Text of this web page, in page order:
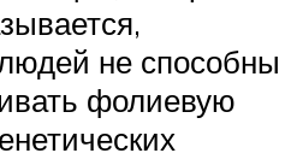
не способны
фолиевую